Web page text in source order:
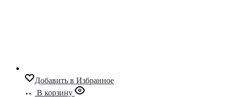
Добавить в Избранное
В корзину